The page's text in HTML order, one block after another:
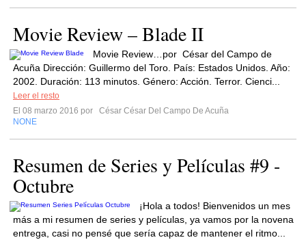
Movie Review – Blade II
Movie Review…por César del Campo de
Acuña Dirección: Guillermo del Toro. País: Estados Unidos. Año:
2002. Duración: 113 minutos. Género: Acción. Terror. Cienci...
Leer el resto
El 08 marzo 2016 por
César César Del Campo De Acuña
NONE
Resumen de Series y Películas #9 -
Octubre
¡Hola a todos! Bienvenidos un mes
más a mi resumen de series y películas, ya vamos por la novena
entrega, casi no pensé que sería capaz de mantener el ritmo...